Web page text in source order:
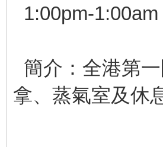
1:00pm-
簡介：全港第
拿、蒸氣室及休